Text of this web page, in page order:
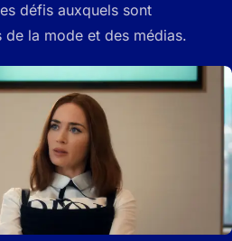
défis auxquels sont
la mode et des médias.